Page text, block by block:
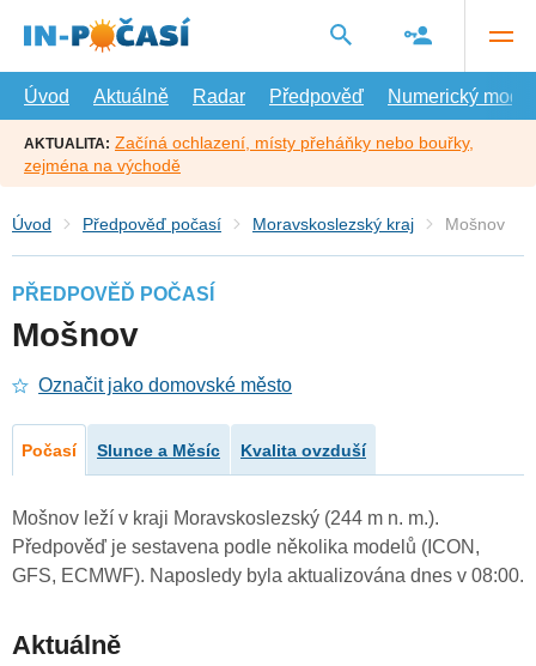
hlavní
Úvod
Aktuálně Radar Předpověď Numerický model
AKTUALITA: Začíná ochlazení, místy přeháňky nebo bouřky,
zejména na východě
Úvod Předpověď počasí Moravskoslezský kraj Mošnov
PŘEDPOVĚĎ POČASÍ
Mošnov
Označit jako domovské město
Počasí Slunce a Měsíc Kvalita ovzduší
Mošnov leží v kraji Moravskoslezský (244 m n. m.).
Předpověď je sestavena podle několika modelů (ICON,
GFS, ECMWF). Naposledy byla aktualizována dnes v 08:00.
Aktuálně